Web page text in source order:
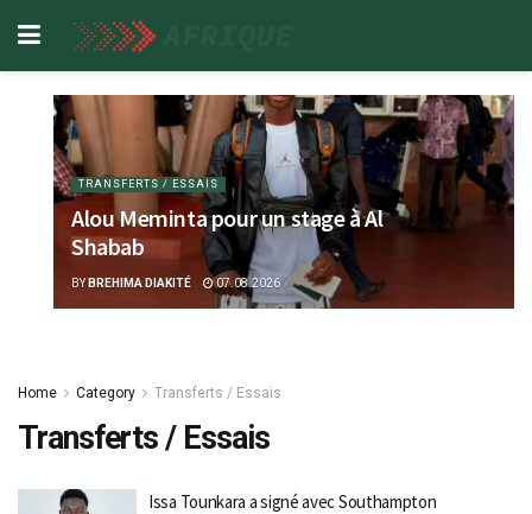
TRANSFERTS / ESSAIS
Alou Meminta pour un stage à Al
Shabab
BY BREHIMA DIAKITÉ 07.08.2026
Home Category Transferts / Essais
Transferts / Essais
Issa Tounkara a signé avec Southampton